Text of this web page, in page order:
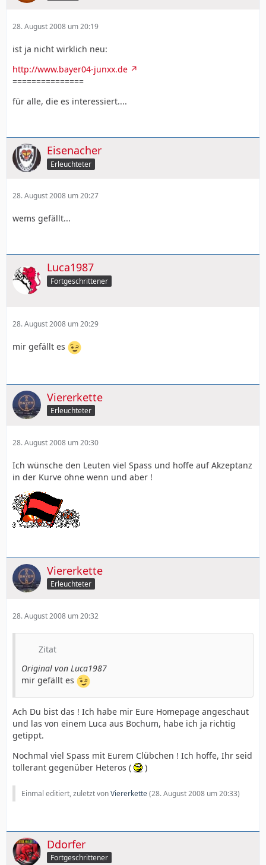
28. August 2008 um 20:19
ist ja nicht wirklich neu:
http://www.bayer04-junxx.de
===============
für alle, die es interessiert....
Eisenacher
Erleuchteter
28. August 2008 um 20:27
wems gefällt...
Luca1987
Fortgeschrittener
28. August 2008 um 20:29
mir gefällt es
Viererkette
Erleuchteter
28. August 2008 um 20:30
Ich wünsche den Leuten viel Spass und hoffe auf Akzeptanz
in der Kurve ohne wenn und aber !
Viererkette
Erleuchteter
28. August 2008 um 20:32
Zitat
Original von Luca1987
mir gefällt es
Ach Du bist das ! Ich habe mir Eure Homepage angeschaut
und las von einem Luca aus Bochum, habe ich ja richtig
getippt.
Nochmal viel Spass mit Eurem Clübchen ! Ich hoffe, Ihr seid
tollerant gegenüber Heteros (
)
Einmal editiert, zuletzt vonViererkette(28. August 2008 um 20:33)
Ddorfer
Fortgeschrittener